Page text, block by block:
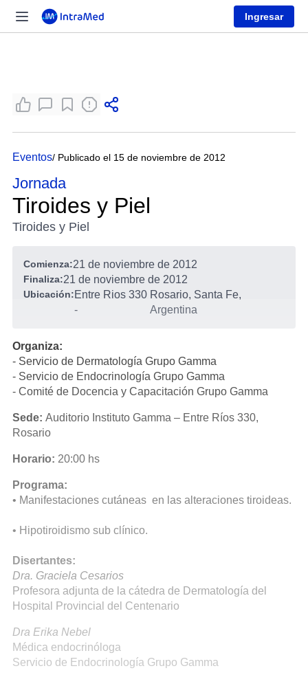
Ingresar
Eventos/ Publicado el 15 de noviembre de 2012
Jornada
Tiroides y Piel
Tiroides y Piel
Comienza:21 de noviembre de 2012
Finaliza:21 de noviembre de 2012
Ubicación:Entre Rios 330
-
Rosario, Santa Fe,
Argentina
Organiza:
- Servicio de Dermatología Grupo Gamma
- Servicio de Endocrinología Grupo Gamma
- Comité de Docencia y Capacitación Grupo Gamma
Sede: Auditorio Instituto Gamma – Entre Ríos 330,
Rosario
Horario: 20:00 hs
Programa:
• Manifestaciones cutáneas en las alteraciones tiroideas.
• Hipotiroidismo sub clínico.
Disertantes:
Dra. Graciela Cesarios
Profesora adjunta de la cátedra de Dermatología del
Hospital Provincial del Centenario
Dra Erika Nebel
Médica endocrinóloga
Servicio de Endocrinología Grupo Gamma